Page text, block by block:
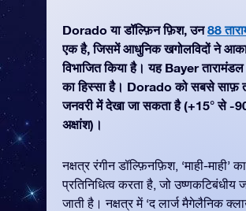
Dorado या डॉल्फ़िन फ़िश, उन88
एक है, जिसमें आधुनिक खगोलविदों ने
विभाजित किया है। यह Bayer तारामंडल
का हिस्सा है। Dorado को सबसे साफ़
जनवरी में देखा जा सकता है (+15° से -
अक्षांश)।
नक्षत्र रंगीन डॉल्फ़िनफ़िश, ‘माही-माही’ का
प्रतिनिधित्व करता है, जो उष्णकटिबंधीय
जाती है। नक्षत्र में ‘द लार्ज मैगेलैनिक